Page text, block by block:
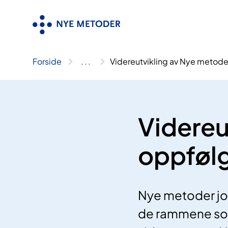
Forside .. . Videreutvikling av Nye
Nye metoder
de rammene